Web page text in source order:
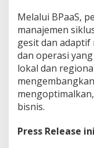
Melalui BPaaS,
manajemen
gesit dan
dan operasi
lokal dan
bisnis.
Press Release